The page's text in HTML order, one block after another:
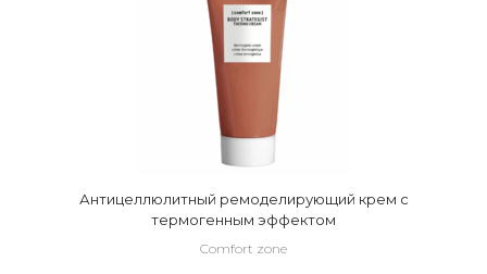
Антицеллюлитный ремоделирующий крем с
термогенным эффектом
Comfort zone